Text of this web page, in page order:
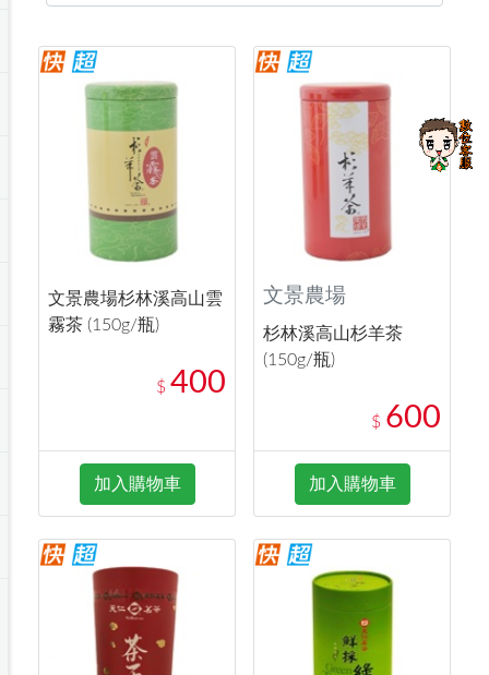
點心罐
機能飲料
箱購飲料
▶保健品牌推薦
黑糖桂圓/蜂蜜醋
開架/身體保養 修繕/五金/祭祀
成人/嬰兒紙尿褲
文景農場杉林溪高山雲
霧茶 (150g/瓶)
$ 400
加入購物車
文景農場
杉林溪高山杉羊茶
(150g/瓶)
$ 600
加入購物車